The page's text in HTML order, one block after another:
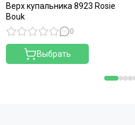
Верх купальника 8923 Rosie
Bouk
0
Выбрать